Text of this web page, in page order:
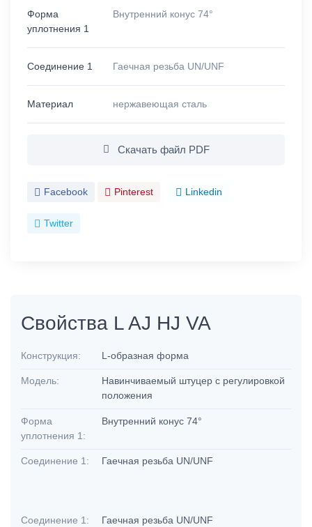
Форма
уплотнения 1
Внутренний конус 74°
Соединение 1 Гаечная резьба UN/UNF
Материал нержавеющая сталь
Скачать файл PDF
Facebook Pinterest Linkedin
Twitter
Свойства L AJ HJ VA
Конструкция: L-образная форма
Модель:
Навинчиваемый штуцер с регулировкой
положения
Форма
уплотнения 1:
Внутренний конус 74°
Соединение 1: Гаечная резьба UN/UNF
Соединение 1: Гаечная резьба UN/UNF